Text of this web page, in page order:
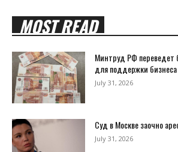
MOST READ
Минтруд РФ переведет
для поддержки бизнеса
July 31, 2026
Суд в Москве заочно
July 31, 2026